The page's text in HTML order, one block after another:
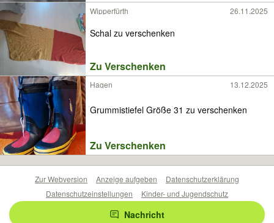
Wipperfürth 26.11.2025
Schal zu verschenken
Zu Verschenken
Hagen 13.12.2025
Grummistiefel Größe 31 zu verschenken
Zu Verschenken
Nachricht
Zur Webversion Anzeige aufgeben
Datenschutzerklärung
Datenschutzeinstellungen
Kinder- und Jugendschutz
Barrierefreiheitserklärung